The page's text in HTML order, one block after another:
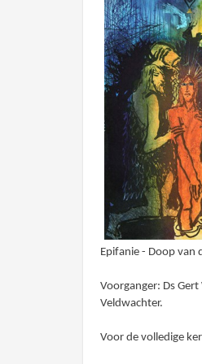
Epifanie - Doop van
Voorganger: Ds
Veldwachter.
Voor de volledige